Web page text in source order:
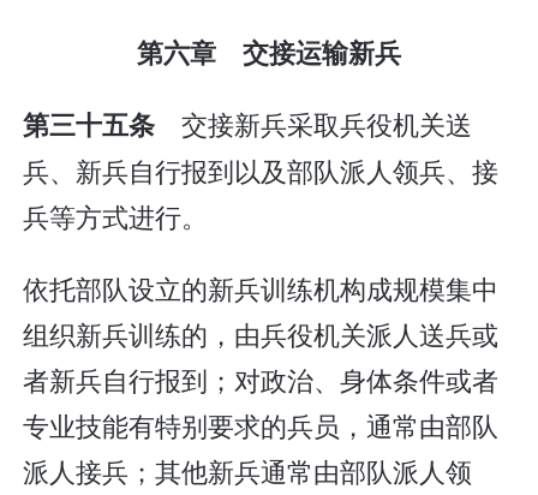
第六章 交接运输新兵
第三十五条 交接新兵采取兵役机关送
兵、新兵自行报到以及部队派人领兵、接
兵等方式进行。
依托部队设立的新兵训练机构成规模集中
组织新兵训练的，由兵役机关派人送兵或
者新兵自行报到；对政治、身体条件或者
专业技能有特别要求的兵员，通常由部队
派人接兵；其他新兵通常由部队派人领